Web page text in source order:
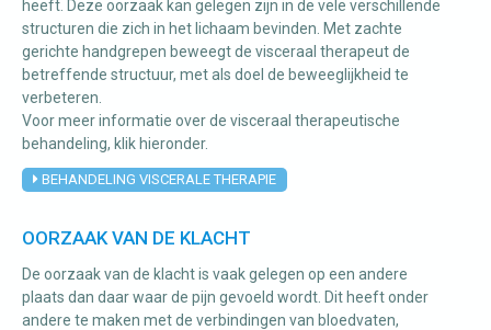
heeft. Deze oorzaak kan gelegen zijn in de vele verschillende
structuren die zich in het lichaam bevinden. Met zachte
gerichte handgrepen beweegt de visceraal therapeut de
betreffende structuur, met als doel de beweeglijkheid te
verbeteren.
Voor meer informatie over de visceraal therapeutische
behandeling, klik hieronder.
BEHANDELING VISCERALE THERAPIE
OORZAAK VAN DE KLACHT
De oorzaak van de klacht is vaak gelegen op een andere
plaats dan daar waar de pijn gevoeld wordt. Dit heeft onder
andere te maken met de verbindingen van bloedvaten,